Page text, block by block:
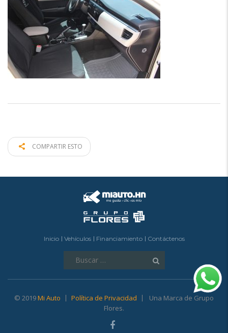
COMPARTIR ESTO
Inicio Vehículos Financiamiento Contáctenos
© 2019Mi Auto Política de Privacidad
Una Marca de Grupo
Flores.